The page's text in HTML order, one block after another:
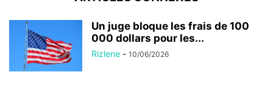
Un juge bloque les frais de 100
000 dollars pour les...
Rizlene - 10/06/2026